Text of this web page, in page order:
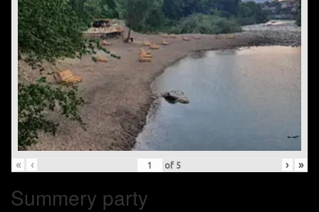
« ‹ of 5 › »
Summery party